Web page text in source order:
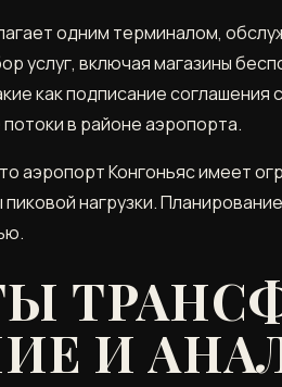
одним терминалом,
услуг, включая магазины
как подписание
в районе аэропорта.
аэропорт Конгоньяс имеет
нагрузки.
И